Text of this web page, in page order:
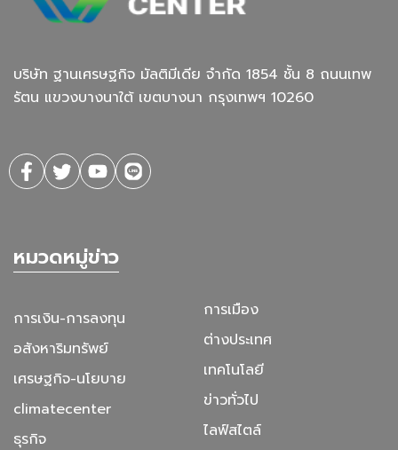
บริษัท ฐานเศรษฐกิจ มัลติมีเดีย จํากัด 1854 ชั้น 8 ถนนเทพ
รัตน แขวงบางนาใต้ เขตบางนา กรุงเทพฯ 10260
หมวดหมู่ข่าว
การเงิน-การลงทุน
อสังหาริมทรัพย์
เศรษฐกิจ-นโยบาย
climatecenter
ธุรกิจ
การเมือง
ต่างประเทศ
เทคโนโลยี
ข่าวทั่วไป
ไลฟ์สไตล์